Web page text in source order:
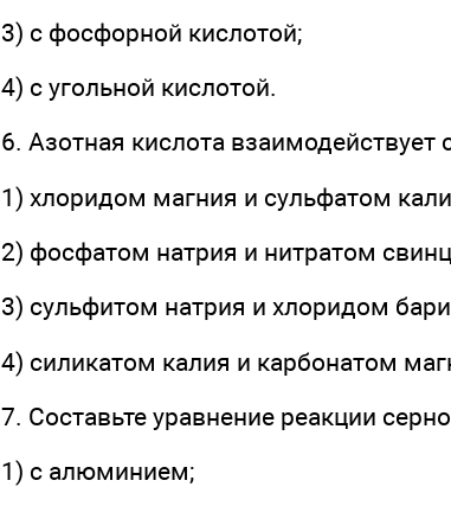
3) с фосфорной кислотой;
4) с угольной кислотой.
6. Азотная кислота взаимодействует
1) хлоридом магния и сульфатом
2) фосфатом натрия и нитратом
3) сульфитом натрия и хлоридом
4) силикатом калия и карбонатом
7. Составьте уравнение реакции
1) с алюминием;